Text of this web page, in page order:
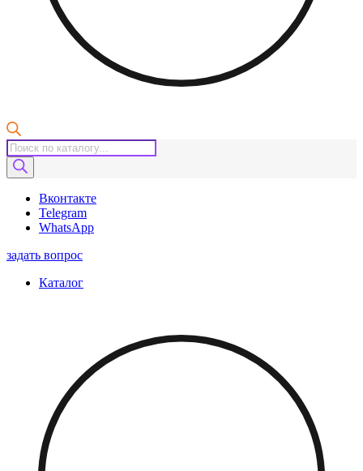
Поиск
товаров
Вконтакте
Telegram
WhatsApp
задать вопрос
Каталог